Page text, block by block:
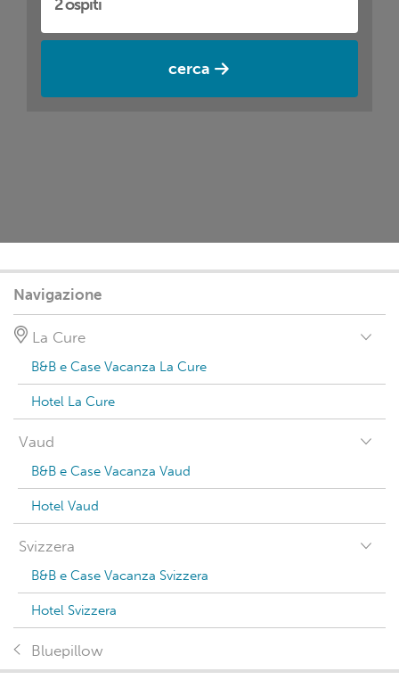
cerca
Navigazione
La Cure
B&B e Case Vacanza La Cure
Hotel La Cure
Vaud
B&B e Case Vacanza Vaud
Hotel Vaud
Svizzera
B&B e Case Vacanza Svizzera
Hotel Svizzera
Bluepillow